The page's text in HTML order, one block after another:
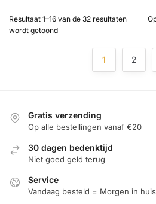
Resultaat 1–16 van de 32 resultaten
wordt getoondGesorteerd
1 2
Gratis verzending
Op alle bestellingen vanaf €20
30 dagen bedenktijd
Niet goed geld terug
Service
Vandaag besteld = Morgen in huis